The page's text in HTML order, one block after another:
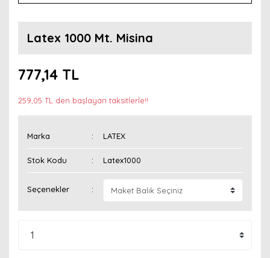
Latex 1000 Mt. Misina
777,14 TL
259,05 TL den başlayan taksitlerle!!
Marka LATEX
Stok Kodu Latex1000
Seçenekler